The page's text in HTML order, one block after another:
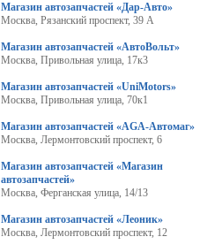
Магазин автозапчастей «Дар-Авто»
Москва, Рязанский проспект, 39 А
Магазин автозапчастей «АвтоВольт»
Москва, Привольная улица, 17к3
Магазин автозапчастей «UniMotors»
Москва, Привольная улица, 70к1
Магазин автозапчастей «AGA-Автомаг»
Москва, Лермонтовский проспект, 6
Магазин автозапчастей «Магазин
автозапчастей»
Москва, Ферганская улица, 14/13
Магазин автозапчастей «Леоник»
Москва, Лермонтовский проспект, 12